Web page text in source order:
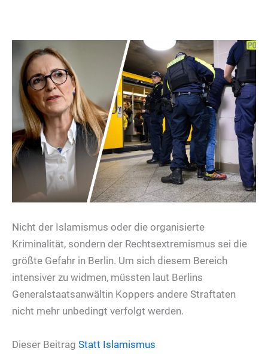
Nicht der Islamismus oder die organisierte
Kriminalität, sondern der Rechtsextremismus sei die
größte Gefahr in Berlin. Um sich diesem Bereich
intensiver zu widmen, müssten laut Berlins
Generalstaatsanwältin Koppers andere Straftaten
nicht mehr unbedingt verfolgt werden.
Dieser Beitrag Statt Islamismus